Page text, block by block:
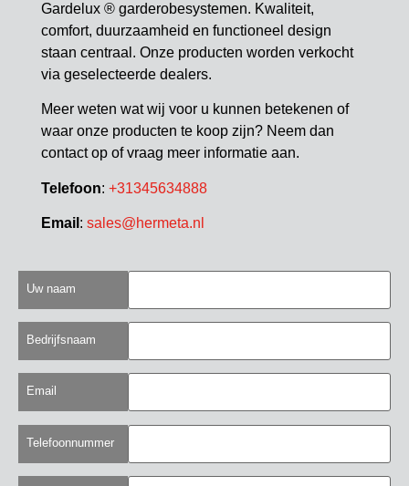
Gardelux ® garderobesystemen. Kwaliteit,
comfort, duurzaamheid en functioneel design
staan centraal. Onze producten worden verkocht
via geselecteerde dealers.
Meer weten wat wij voor u kunnen betekenen of
waar onze producten te koop zijn? Neem dan
contact op of vraag meer informatie aan.
Telefoon: +31345634888
Email : sales@hermeta.nl
Uw naam
Bedrijfsnaam
Email
Telefoonnummer